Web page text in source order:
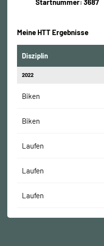
Startnummer: 3687
Meine HTT Ergebnisse
Disziplin
2022
Biken
Biken
Laufen
Laufen
Laufen